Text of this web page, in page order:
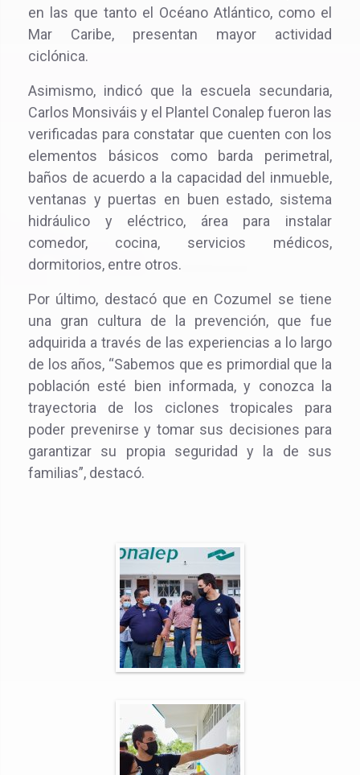
en las que tanto el Océano Atlántico, como el
Mar Caribe, presentan mayor actividad
ciclónica.
Asimismo, indicó que la escuela secundaria,
Carlos Monsiváis y el Plantel Conalep fueron las
verificadas para constatar que cuenten con los
elementos básicos como barda perimetral,
baños de acuerdo a la capacidad del inmueble,
ventanas y puertas en buen estado, sistema
hidráulico y eléctrico, área para instalar
comedor, cocina, servicios médicos,
dormitorios, entre otros.
Por último, destacó que en Cozumel se tiene
una gran cultura de la prevención, que fue
adquirida a través de las experiencias a lo largo
de los años, “Sabemos que es primordial que la
población esté bien informada, y conozca la
trayectoria de los ciclones tropicales para
poder prevenirse y tomar sus decisiones para
garantizar su propia seguridad y la de sus
familias”, destacó.